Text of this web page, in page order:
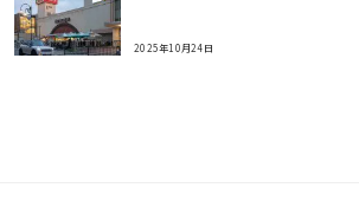
2025年10月24日